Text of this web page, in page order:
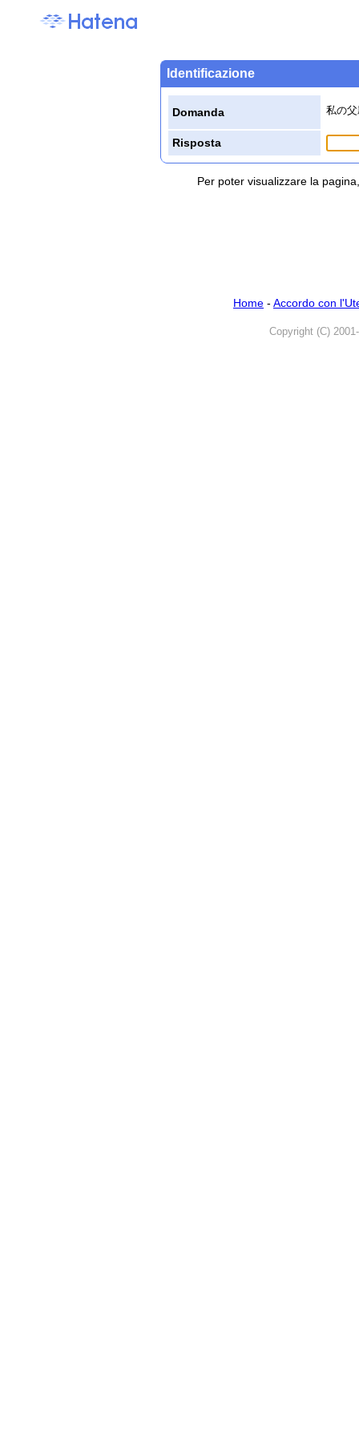
Identificazione
Domanda 私の
Risposta
Per poter visualizzare la
Home - Accordo con
Copyright (C)